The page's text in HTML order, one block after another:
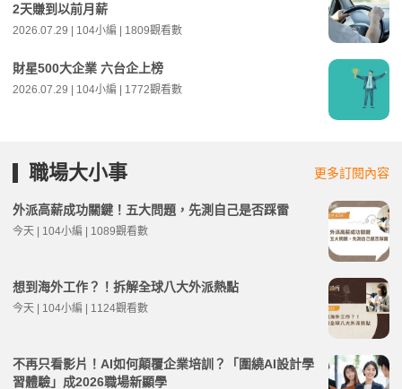
2天賺到以前月薪
2026.07.29 | 104小編 | 1809觀看數
財星500大企業 六台企上榜
2026.07.29 | 104小編 | 1772觀看數
職場大小事 更多訂閱內容
外派高薪成功關鍵！五大問題，先測自己是否踩雷
今天 | 104小編 | 1089觀看數
想到海外工作？！拆解全球八大外派熱點
今天 | 104小編 | 1124觀看數
不再只看影片！AI如何顛覆企業培訓？「圍繞AI設計學
習體驗」成2026職場新顯學